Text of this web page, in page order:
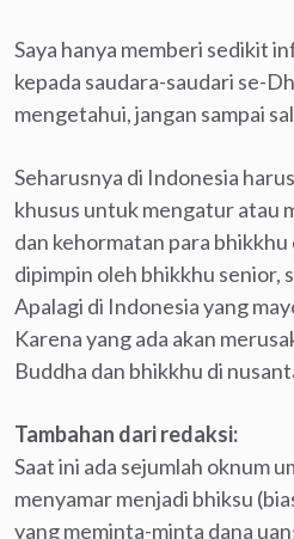
Saya hanya memberi sedikit
kepada saudara-saudari se-
mengetahui, jangan sampai
Seharusnya di Indonesia
khusus untuk mengatur atau
dan kehormatan para
dipimpin oleh bhikkhu senior,
Apalagi di Indonesia yang
Karena yang ada akan
Buddha dan bhikkhu di
Tambahan dari redaksi:
Saat ini ada sejumlah oknum
menyamar menjadi bhiksu
yang meminta-minta dana